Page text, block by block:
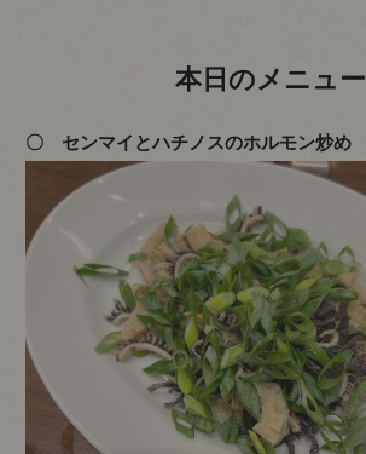
本日のメニュー
〇 センマイとハチノスのホルモン炒め